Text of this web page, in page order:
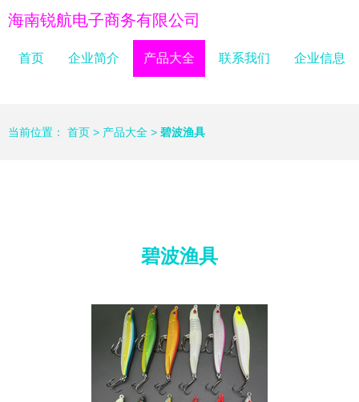
海南锐航电子商务有限公司
首页 企业简介 产品大全 联系我们 企业信息
当前位置： 首页 > 产品大全 > 碧波渔具
碧波渔具